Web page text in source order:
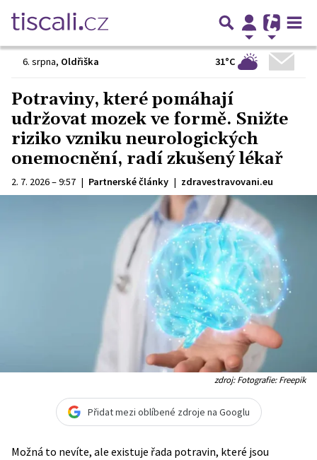
6. srpna, Oldřiška 31°C
Potraviny, které pomáhají
udržovat mozek ve formě. Snižte
riziko vzniku neurologických
onemocnění, radí zkušený lékař
2. 7. 2026 – 9:57 | Partnerské články | zdravestravovani.eu
zdroj: Fotografie: Freepik
Přidat mezi oblíbené zdroje na Googlu
Možná to nevíte, ale existuje řada potravin, které jsou